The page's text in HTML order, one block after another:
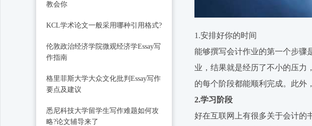
教会你
KCL学术论文一般采用哪种引用格式?
伦敦政治经济学院微观经济学Essay写
作指南
格里菲斯大学大众文化批判Essay写作
要点及建议
悉尼科技大学留学生写作难题如何攻
略?论文辅导来了
1.安排好你的时间
能够撰写会计作业的第一个步骤
业，结果就是经历了不小的压力
的每个阶段都能顺利完成。此外
2.学习阶段
好在互联网上有很多关于会计的